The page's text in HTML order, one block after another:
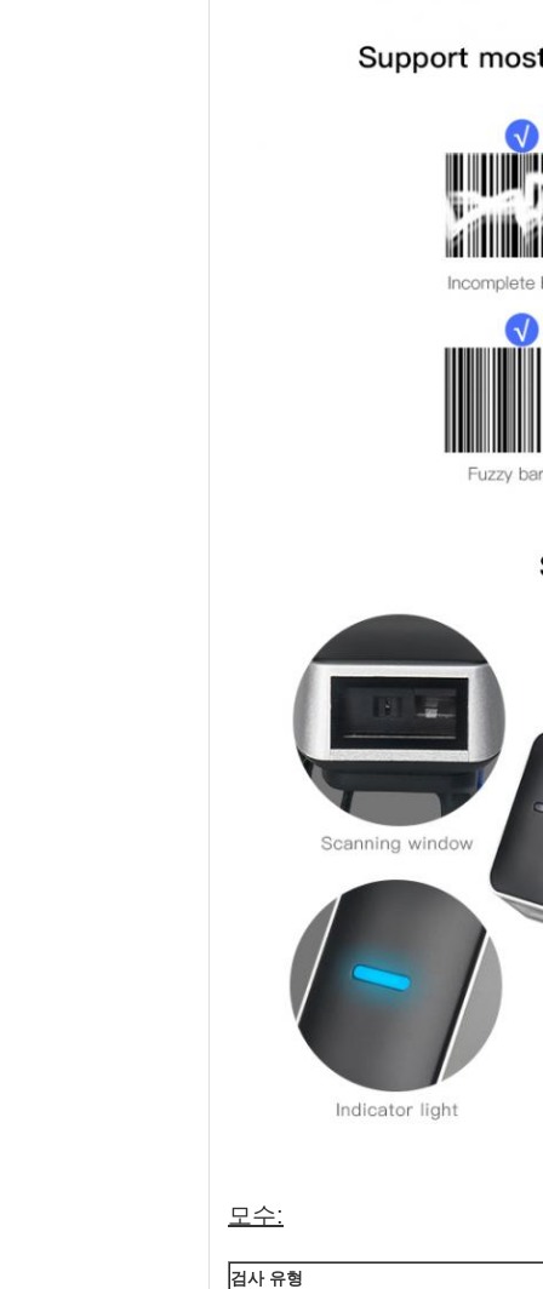
모수:
검사 유형